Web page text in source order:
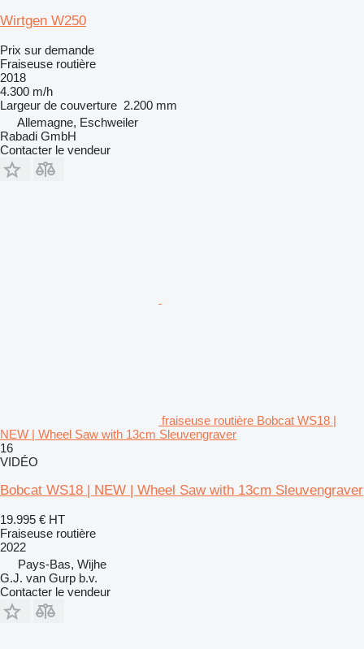
Wirtgen W250
Prix sur demande
Fraiseuse routière
2018
4.300 m/h
Largeur de couverture 2.200 mm
Allemagne, Eschweiler
Rabadi GmbH
Contacter le vendeur
fraiseuse routière Bobcat WS18 |
NEW | Wheel Saw with 13cm Sleuvengraver
16
VIDÉO
Bobcat WS18 | NEW | Wheel Saw with 13cm Sleuvengraver
19.995 € HT
Fraiseuse routière
2022
Pays-Bas, Wijhe
G.J. van Gurp b.v.
Contacter le vendeur